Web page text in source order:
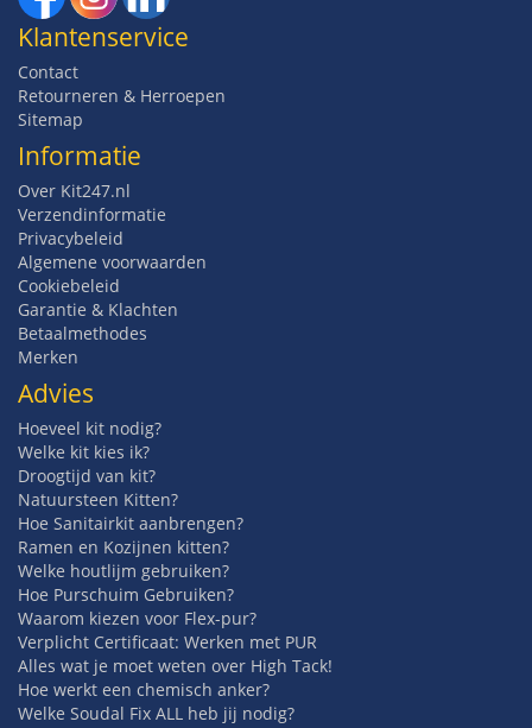
Klantenservice
Contact
Retourneren & Herroepen
Sitemap
Informatie
Over Kit247.nl
Verzendinformatie
Privacybeleid
Algemene voorwaarden
Cookiebeleid
Garantie & Klachten
Betaalmethodes
Merken
Advies
Hoeveel kit nodig?
Welke kit kies ik?
Droogtijd van kit?
Natuursteen Kitten?
Hoe Sanitairkit aanbrengen?
Ramen en Kozijnen kitten?
Welke houtlijm gebruiken?
Hoe Purschuim Gebruiken?
Waarom kiezen voor Flex-pur?
Verplicht Certificaat: Werken met PUR
Alles wat je moet weten over High Tack!
Hoe werkt een chemisch anker?
Welke Soudal Fix ALL heb jij nodig?